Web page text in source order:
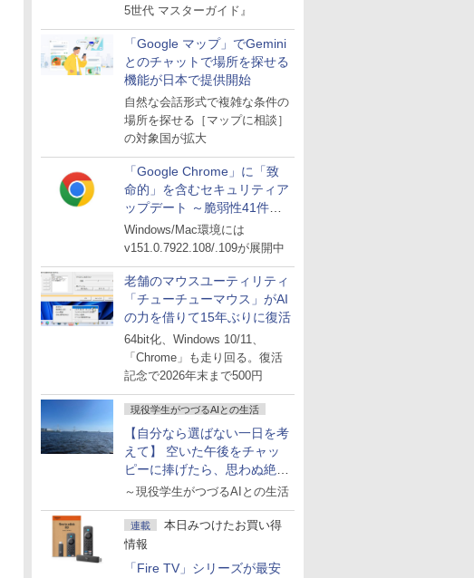
5世代 マスターガイド』
「Google マップ」でGemini
とのチャットで場所を探せる
機能が日本で提供開始
自然な会話形式で複雑な条件の
場所を探せる［マップに相談］
の対象国が拡大
「Google Chrome」に「致
命的」を含むセキュリティア
ップデート ～脆弱性41件に
対処
Windows/Mac環境には
v151.0.7922.108/.109が展開中
老舗のマウスユーティリティ
「チューチューマウス」がAI
の力を借りて15年ぶりに復活
64bit化、Windows 10/11、
「Chrome」も走り回る。復活
記念で2026年末まで500円
現役学生がつづるAIとの生活
【自分なら選ばない一日を考
えて】 空いた午後をチャッ
ピーに捧げたら、思わぬ絶景
に出会った話
～現役学生がつづるAIとの生活
連載
本日みつけたお買い得
情報
「Fire TV」シリーズが最安